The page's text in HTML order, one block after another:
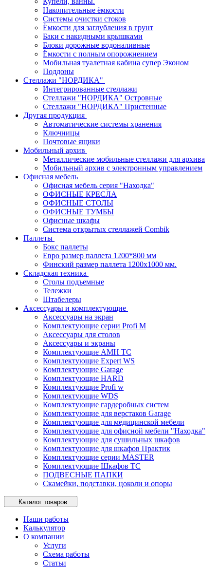
Накопительные ёмкости
Системы очистки стоков
Ёмкости для заглубления в грунт
Баки с накидными крышками
Блоки дорожные водоналивные
Ёмкости с полным опорожнением
Мобильная туалетная кабина супер Эконом
Поддоны
Стеллажи "НОРДИКА"
Интегрированные стеллажи
Стеллажи "НОРДИКА" Островные
Стеллажи "НОРДИКА" Пристенные
Другая продукция
Автоматические системы хранения
Ключницы
Почтовые ящики
Мобильный архив
Металлические мобильные стеллажи для архива
Мобильный архив с электронным управлением
Офисная мебель
Офисная мебель серия "Находка"
ОФИСНЫЕ КРЕСЛА
ОФИСНЫЕ СТОЛЫ
ОФИСНЫЕ ТУМБЫ
Офисные шкафы
Система открытых стеллажей Combik
Паллеты
Бокс паллеты
Евро размер паллета 1200*800 мм
Финский размер паллета 1200х1000 мм.
Складская техника
Столы подъемные
Тележки
Штабелеры
Аксессуары и комплектующие
Аксессуары на экран
Комплектующие серии Profi M
Аксессуары для столов
Аксессуары и экраны
Комплектующие AMH TC
Комплектующие Expert WS
Комплектующие Garage
Комплектующие HARD
Комплектующие Profi w
Комплектующие WDS
Комплектующие гардеробных систем
Комплектующие для верстаков Garage
Комплектующие для медицинской мебели
Комплектующие для офисной мебели "Находка"
Комплектующие для сушильных шкафов
Комплектующие для шкафов Практик
Комплектующие серии MASTER
Комплектующие Шкафов ТС
ПОДВЕСНЫЕ ПАПКИ
Скамейки, подставки, цоколи и опоры
Каталог товаров
Наши работы
Калькулятор
О компании
Услуги
Схема работы
Статьи